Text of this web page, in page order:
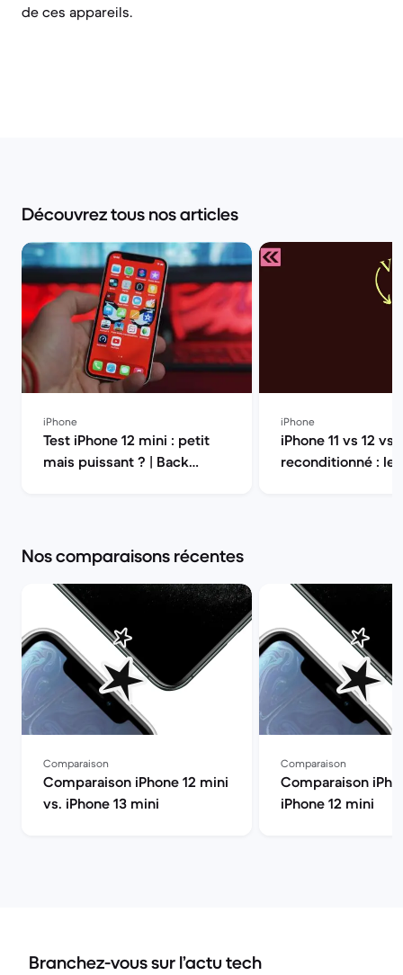
de ces appareils.
Découvrez tous nos articles
iPhone
Test iPhone 12 mini : petit
mais puissant ? | Back
iPhone
iPhone 11 vs 12 vs
reconditionné :
Nos comparaisons récentes
Comparaison
Comparaison iPhone 12 mini
vs. iPhone 13 mini
Comparaison
Comparaison
iPhone 12 mini
Branchez-vous sur l’actu tech